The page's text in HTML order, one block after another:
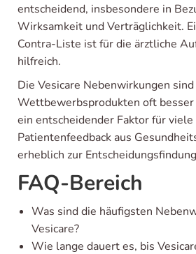
entscheidend, insbesondere in
Wirksamkeit und Verträglichkeit.
Contra-Liste ist für die ärztliche
hilfreich.
Die Vesicare Nebenwirkungen
Wettbewerbsprodukten oft besser
ein entscheidender Faktor für
Patientenfeedback aus
erheblich zur
FAQ-Bereich
Was sind die häufigsten
Vesicare?
Wie lange dauert es, bis